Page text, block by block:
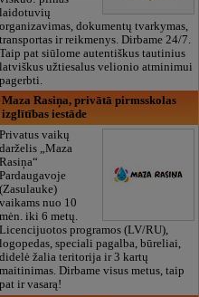
laidotuvių
organizavimas, dokumentų tvarkymas,
transportas ir reikmenys. Dirbame 24/7.
Taip pat siūlome autentiškus tautinius
latviškus užtiesalus velionio atminimui
pagerbti.
Maza Rasiņa, privātā pirmsskolas
izglītības iestāde
Privatus vaikų
darželis „Maza
Rasiņa“
Pardaugavoje
(Zasulauke)
vaikams nuo 10
mėn. iki 6 metų.
Licencijuotos programos (LV/RU),
logopedas, speciali pagalba, būreliai,
didelė žalia teritorija ir 3 kartų
maitinimas. Dirbame visus metus, taip
pat ir vasarą!